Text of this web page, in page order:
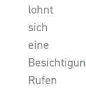
lohnt
sich
eine
Rufen